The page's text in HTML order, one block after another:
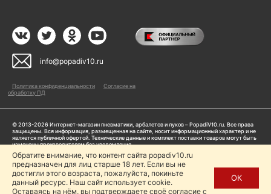
info@popadiv10.ru
Политика конфиденциальности
Согласие на
обработку ПД
© 2013-2026 Интернет-магазин пневматики, арбалетов и луков – PopadiV10.ru. Все права
защищены. Вся информация, размещенная на сайте, носит информационный характер и не
является публичной офертой. Технические данные и комплект поставки товаров могут быть
изменены производителем без уведомления
Пользуясь сайтом Popadiv10.ru, пользователь автоматически соглашается с условиями,
прописанными в
Политике конфиденциальности
Копирование любой информации (тексты, фото, видео и др.) с сайта Popadiv10 запрещено,
за исключением наличия письменного согласия администрации сайта Popadiv10.
Обратите внимание, что контент сайта popadiv10.ru
предназначен для лиц старше 18 лет. Если вы не
достигли этого возраста, пожалуйста, покиньте
данный ресурс. Наш сайт использует cookie.
Оставаясь на нём, вы подтверждаете своё согласие с
ОК